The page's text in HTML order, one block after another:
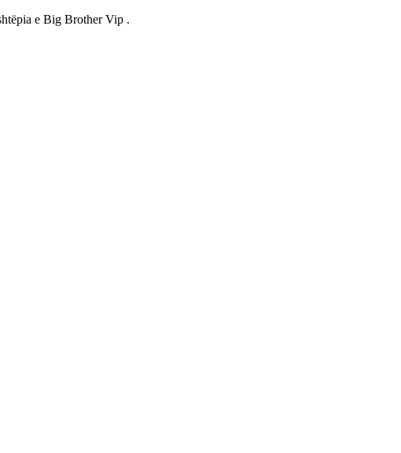
e Big Brother Vip .